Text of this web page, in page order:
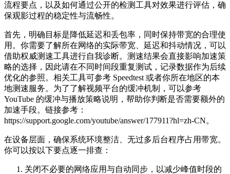
流程要点，以及如何通过公开的检测工具对效果进行评估，确
保观影过程的稳定性与流畅性。
首先，明确目标是降低延迟和丢包率，同时保持带宽的合理使
用。你需要了解所在网络的实际带宽、延迟和抖动情况，可以
借助权威测速工具进行自我诊断。测速结果会直接影响加速策
略的选择，因此请在不同时间段重复测试，记录数据作为后续
优化的参照。相关工具可参考 Speedtest 或者你所在地区的本
地测速服务。为了了解视频平台的缓冲机制，可以参考
YouTube 的缓冲与播放策略说明，帮助你判断是否需要额外的
加速手段。链接参考：
https://support.google.com/youtube/answer/177911?hl=zh-CN。
在设备层面，确保系统环境整洁、无过多后台程序占用带宽。
你可以按以下要点逐一排查：
关闭不必要的网络应用与自动同步，以减少峰值时段的